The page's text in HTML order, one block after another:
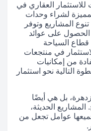
العقاري في
لشراء وحدات
المشاريع وتوفر
على عوائد
قطاع السياحة
في منتجعات
من إمكانيات
التالية نحو استثمار
بل هي أيضًا
الحديثة،
عوامل تجعل من